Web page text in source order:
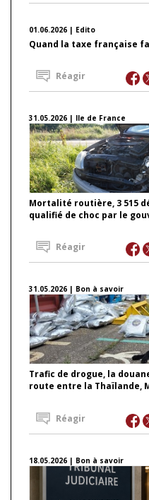
01.06.2026 | Edito
Quand la taxe française
Réagir
31.05.2026 | Ile de France
Mortalité routière, 3 515
qualifié de choc par le
Réagir
31.05.2026 | Bon à savoir
Trafic de drogue, la
route entre la Thaïlande,
Réagir
18.05.2026 | Bon à savoir